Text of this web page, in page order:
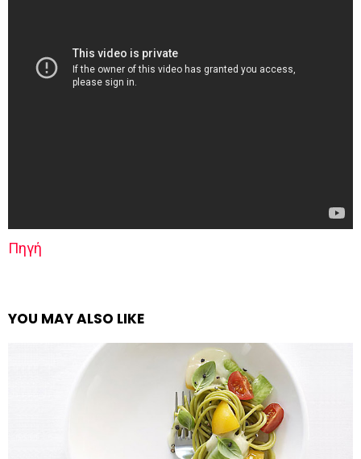
Πηγή
YOU MAY ALSO LIKE